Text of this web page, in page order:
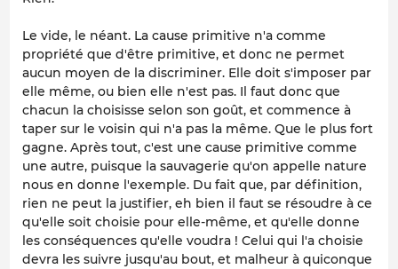
Le vide, le néant. La cause primitive n'a comme
propriété que d'être primitive, et donc ne permet
aucun moyen de la discriminer. Elle doit s'imposer par
elle même, ou bien elle n'est pas. Il faut donc que
chacun la choisisse selon son goût, et commence à
taper sur le voisin qui n'a pas la même. Que le plus fort
gagne. Après tout, c'est une cause primitive comme
une autre, puisque la sauvagerie qu'on appelle nature
nous en donne l'exemple. Du fait que, par définition,
rien ne peut la justifier, eh bien il faut se résoudre à ce
qu'elle soit choisie pour elle-même, et qu'elle donne
les conséquences qu'elle voudra ! Celui qui l'a choisie
devra les suivre jusqu'au bout, et malheur à quiconque